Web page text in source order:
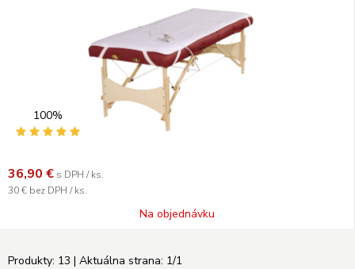
100%
36,90 € s DPH / ks.
30 € bez DPH / ks.
Na objednávku
Produkty: 13 | Aktuálna strana: 1/1